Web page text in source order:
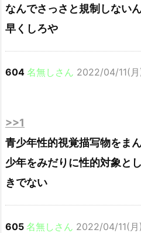
なんでさっさと規制しない
早くしろや
604 名無しさん 2022/04/11(
>>1
青少年性的視覚描写物をま
少年をみだりに性的対象と
きでない
605 名無しさん 2022/04/11(